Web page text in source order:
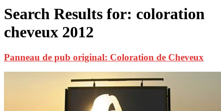
Search Results for: coloration
cheveux 2012
Panneau de pub original: Coloration de Cheveux